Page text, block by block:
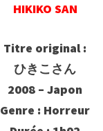
HIKIKO SAN
Titre original :
ひきこさん
2008 – Japon
Genre : Horreur